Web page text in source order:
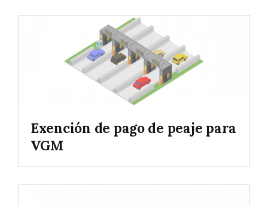
Exención de pago de peaje para
VGM